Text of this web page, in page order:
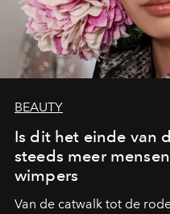
BEAUTY
Is dit het einde van
steeds meer
wimpers
Van de catwalk tot de